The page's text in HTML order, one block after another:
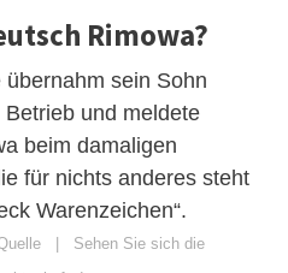
Rimowa?
sein Sohn
und meldete
beim damaligen
für nichts anderes steht
Warenzeichen“.
| Sehen Sie sich die